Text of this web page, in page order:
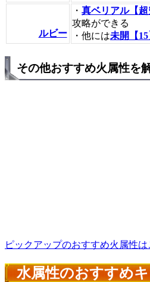
ルビー
・ 真ベリアル【超
攻略ができる
・他には未開【15
その他おすすめ火属性を
ピックアップのおすすめ火属性は
水属性のおすすめ